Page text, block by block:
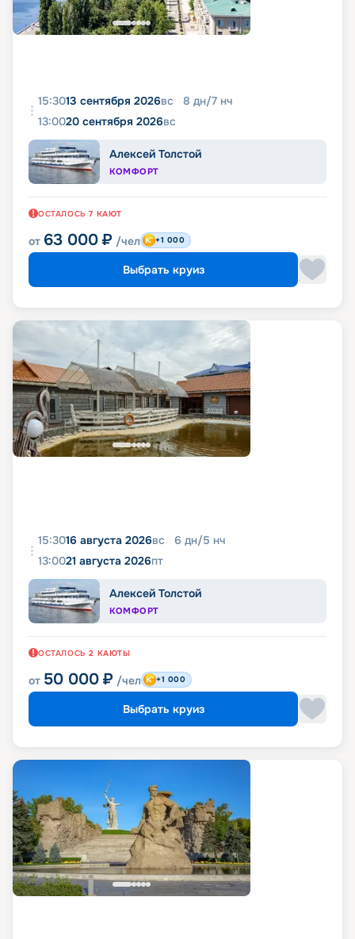
15:3013 сентября 2026вс 8 дн/7 нч
13:0020 сентября 2026вс
Алексей Толстой
КОМФОРТ
ОСТАЛОСЬ 7 КАЮТ
от 63 000 ₽ /чел +1 000
Выбрать круиз
15:3016 августа 2026вс 6 дн/5 нч
13:0021 августа 2026пт
Алексей Толстой
КОМФОРТ
ОСТАЛОСЬ 2 КАЮТЫ
от 50 000 ₽ /чел +1 000
Выбрать круиз